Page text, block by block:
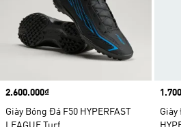
Price
2.600.000₫
Giày Bóng Đá F50 HYPERFAST
Giày